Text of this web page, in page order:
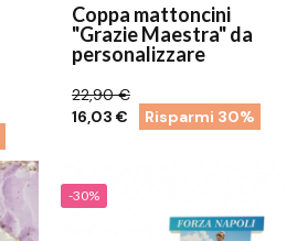
Coppa mattoncini
"Grazie Maestra" da
personalizzare
22,90 €
16,03 €
Risparmi 30%
-30%